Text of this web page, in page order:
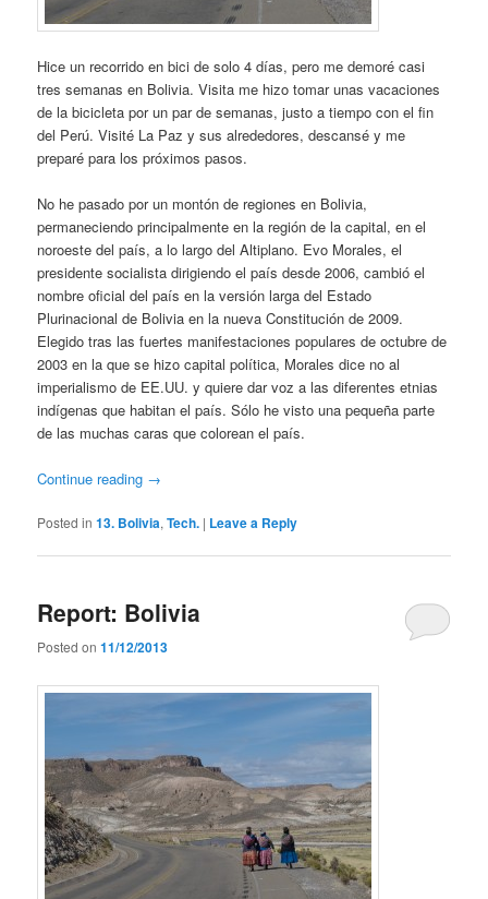
Hice un recorrido en bici de solo 4 días, pero me demoré casi
tres semanas en Bolivia. Visita me hizo tomar unas vacaciones
de la bicicleta por un par de semanas, justo a tiempo con el fin
del Perú. Visité La Paz y sus alrededores, descansé y me
preparé para los próximos pasos.
No he pasado por un montón de regiones en Bolivia,
permaneciendo principalmente en la región de la capital, en el
noroeste del país, a lo largo del Altiplano. Evo Morales, el
presidente socialista dirigiendo el país desde 2006, cambió el
nombre oficial del país en la versión larga del Estado
Plurinacional de Bolivia en la nueva Constitución de 2009.
Elegido tras las fuertes manifestaciones populares de octubre de
2003 en la que se hizo capital política, Morales dice no al
imperialismo de EE.UU. y quiere dar voz a las diferentes etnias
indígenas que habitan el país. Sólo he visto una pequeña parte
de las muchas caras que colorean el país.
Continue reading →
Posted in 13. Bolivia,Tech. | Leave a Reply
Report: Bolivia
Posted on11/12/2013